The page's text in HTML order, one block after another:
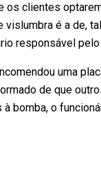
os clientes
vislumbra é a de,
responsável
uma
de que
bomba, o